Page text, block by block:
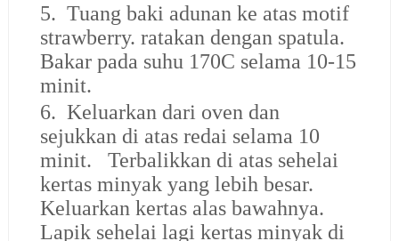
5. Tuang baki adunan ke atas motif
strawberry. ratakan dengan spatula.
Bakar pada suhu 170C selama 10-15
minit.
6. Keluarkan dari oven dan
sejukkan di atas redai selama 10
minit. Terbalikkan di atas sehelai
kertas minyak yang lebih besar.
Keluarkan kertas alas bawahnya.
Lapik sehelai lagi kertas minyak di